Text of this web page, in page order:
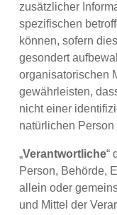
zusätzlicher
spezifischen
können, sofern
gesondert
organisatorischen
gewährleisten,
nicht einer
natürlichen
„Verantwortliche“
Person, Behörde,
allein oder
und Mittel der